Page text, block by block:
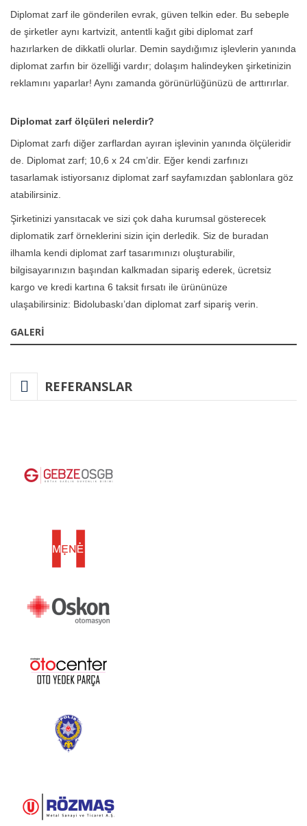
Diplomat zarf ile gönderilen evrak, güven telkin eder. Bu sebeple
de şirketler aynı kartvizit, antentli kağıt gibi diplomat zarf
hazırlarken de dikkatli olurlar. Demin saydığımız işlevlerin yanında
diplomat zarfın bir özelliği vardır; dolaşım halindeyken şirketinizin
reklamını yaparlar! Aynı zamanda görünürlüğünüzü de arttırırlar.
Diplomat zarf ölçüleri nelerdir?
Diplomat zarfı diğer zarflardan ayıran işlevinin yanında ölçüleridir
de. Diplomat zarf; 10,6 x 24 cm’dir. Eğer kendi zarfınızı
tasarlamak istiyorsanız diplomat zarf sayfamızdan şablonlara göz
atabilirsiniz.
Şirketinizi yansıtacak ve sizi çok daha kurumsal gösterecek
diplomatik zarf örneklerini sizin için derledik. Siz de buradan
ilhamla kendi diplomat zarf tasarımınızı oluşturabilir,
bilgisayarınızın başından kalkmadan sipariş ederek, ücretsiz
kargo ve kredi kartına 6 taksit fırsatı ile ürününüze
ulaşabilirsiniz: Bidolubaskı’dan diplomat zarf sipariş verin.
GALERİ
REFERANSLAR